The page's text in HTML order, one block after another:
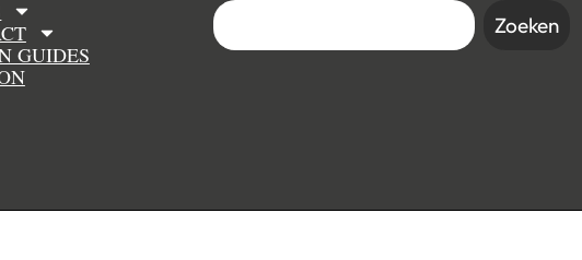
GUIDES
Zoeken